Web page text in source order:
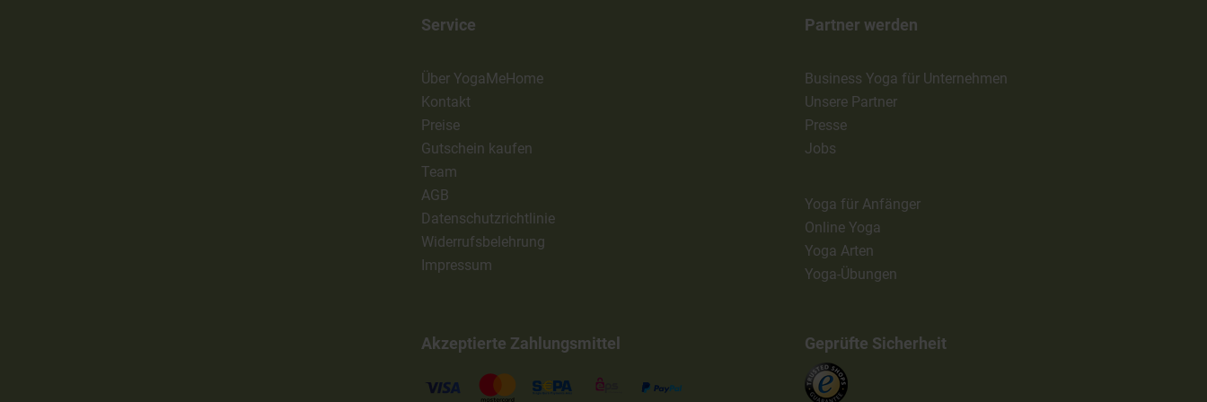
Service
Über YogaMeHome
Kontakt
Preise
Gutschein kaufen
Team
AGB
Datenschutzrichtlinie
Widerrufsbelehrung
Impressum
Partner werden
Business Yoga für Unternehmen
Unsere Partner
Presse
Jobs
Yoga für Anfänger
Online Yoga
Yoga Arten
Yoga-Übungen
Akzeptierte Zahlungsmittel Geprüfte Sicherheit